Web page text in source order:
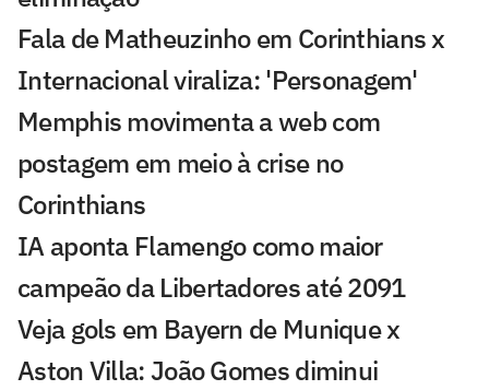
Fala de Matheuzinho em Corinthians x
Internacional viraliza: 'Personagem'
Memphis movimenta a web com
postagem em meio à crise no
Corinthians
IA aponta Flamengo como maior
campeão da Libertadores até 2091
Veja gols em Bayern de Munique x
Aston Villa: João Gomes diminui